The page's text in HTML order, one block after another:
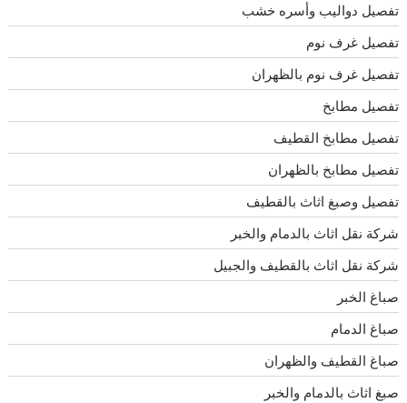
تفصيل دواليب وأسره خشب
تفصيل غرف نوم
تفصيل غرف نوم بالظهران
تفصيل مطابخ
تفصيل مطابخ القطيف
تفصيل مطابخ بالظهران
تفصيل وصبغ اثاث بالقطيف
شركة نقل اثاث بالدمام والخبر
شركة نقل اثاث بالقطيف والجبيل
صباغ الخبر
صباغ الدمام
صباغ القطيف والظهران
صبغ اثاث بالدمام والخبر